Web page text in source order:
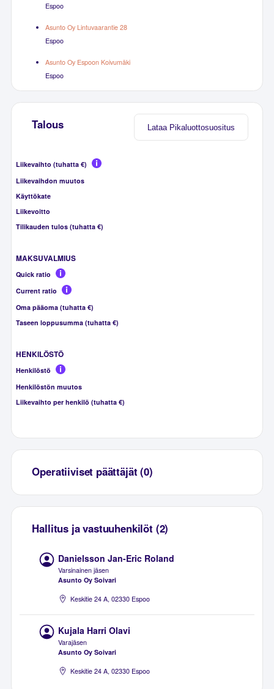
Espoo
Asunto Oy Lintuvaarantie 28
Espoo
Asunto Oy Espoon Koivumäki
Espoo
Lataa Pikaluottosuositus
Talous
Liikevaihto (tuhatta €)
Liikevaihdon muutos
Käyttökate
Liikevoitto
Tilikauden tulos (tuhatta €)
MAKSUVALMIUS
Quick ratio
Current ratio
Oma pääoma (tuhatta €)
Taseen loppusumma (tuhatta €)
HENKILÖSTÖ
Henkilöstö
Henkilöstön muutos
Liikevaihto per henkilö (tuhatta €)
Operatiiviset päättäjät (0)
Hallitus ja vastuuhenkilöt (2)
Danielsson Jan-Eric Roland
Varsinainen jäsen
Asunto Oy Soivari
Keskitie 24 A, 02330 Espoo
Kujala Harri Olavi
Varajäsen
Asunto Oy Soivari
Keskitie 24 A, 02330 Espoo